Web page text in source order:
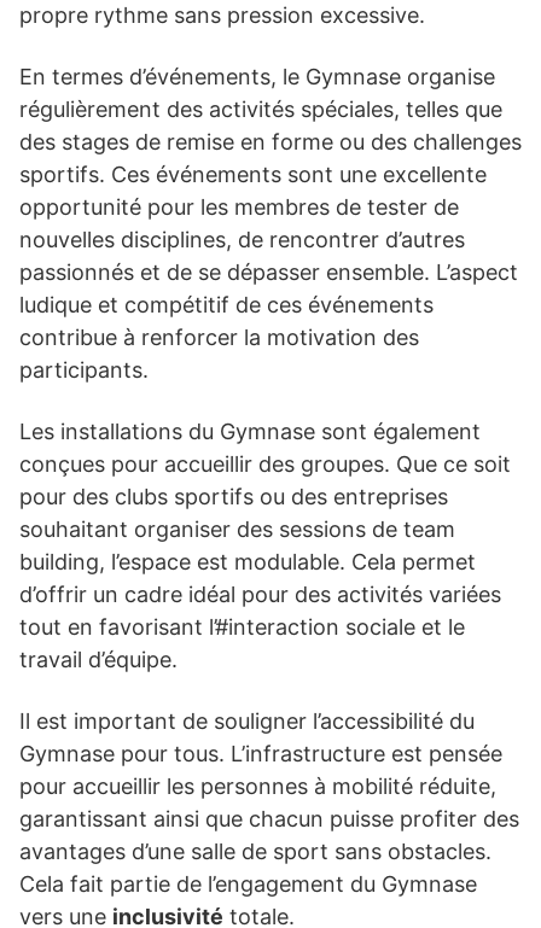
propre rythme sans pression excessive.
En termes d’événements, le Gymnase organise
régulièrement des activités spéciales, telles que
des stages de remise en forme ou des challenges
sportifs. Ces événements sont une excellente
opportunité pour les membres de tester de
nouvelles disciplines, de rencontrer d’autres
passionnés et de se dépasser ensemble. L’aspect
ludique et compétitif de ces événements
contribue à renforcer la motivation des
participants.
Les installations du Gymnase sont également
conçues pour accueillir des groupes. Que ce soit
pour des clubs sportifs ou des entreprises
souhaitant organiser des sessions de team
building, l’espace est modulable. Cela permet
d’offrir un cadre idéal pour des activités variées
tout en favorisant l’#interaction sociale et le
travail d’équipe.
Il est important de souligner l’accessibilité du
Gymnase pour tous. L’infrastructure est pensée
pour accueillir les personnes à mobilité réduite,
garantissant ainsi que chacun puisse profiter des
avantages d’une salle de sport sans obstacles.
Cela fait partie de l’engagement du Gymnase
vers une inclusivité totale.